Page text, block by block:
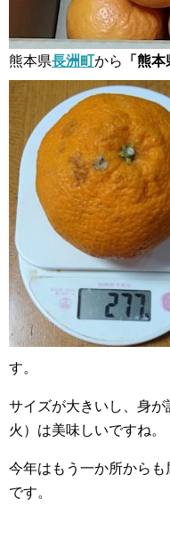
熊本県長洲町から 「熊
す。
サイズが大きいし、身
火）は美味しいですね。
今年はもう一か所から
です。